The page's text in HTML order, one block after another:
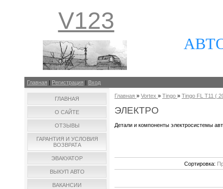
V123
Главная | Регистрация | Вход
ГЛАВНАЯ
О САЙТЕ
ОТЗЫВЫ
ГАРАНТИЯ И УСЛОВИЯ
ВОЗВРАТА
ЭВАКУАТОР
ВЫКУП АВТО
ВАКАНСИИ
Главная » Vortex » Tingo » Tingo FL T11 (
ЭЛЕКТРО
Детали и компоненты электросистемы
Сортировка: